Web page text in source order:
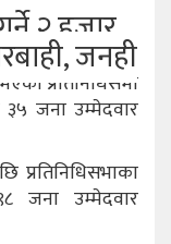
२ हजार
जनही
प्रतिनिधिसभा
जना उम्मेदवार
प्रतिनिधिसभाका
जना उम्मेदवार